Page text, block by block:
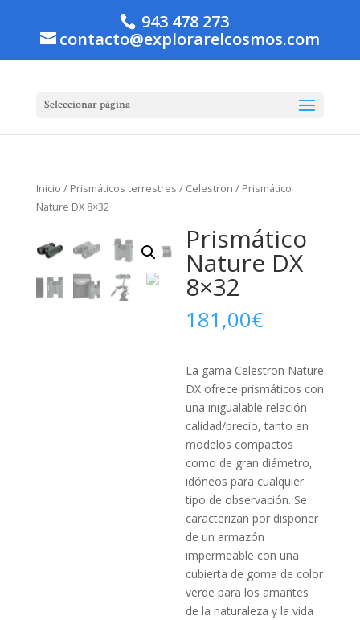
943 478 273
contacto@explorarelcosmos.com
Seleccionar página
Inicio / Prismáticos terrestres / Celestron / Prismático
Nature DX 8×32
Prismático
Nature DX
8×32
181,00€
La gama Celestron Nature
DX ofrece prismáticos con
una inigualable relación
calidad/precio, tanto en
modelos compactos
como de gran diámetro,
idóneos para cualquier
tipo de observación. Se
caracterizan por disponer
de un armazón
impermeable con una
cubierta de goma de color
verde para los amantes
de la naturaleza y la vida